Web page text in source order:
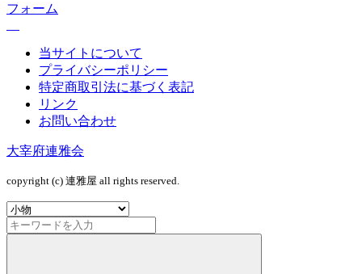
フォーム
当サイトについて
プライバシーポリシー
特定商取引法に基づく表記
リンク
お問い合わせ
大宰府連雅会
copyright (c) 連雅屋 all rights reserved.